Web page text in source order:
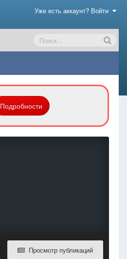
Уже есть аккаунт? Войти
Подробности
Просмотр публикаций